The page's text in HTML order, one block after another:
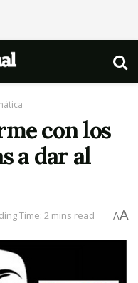
con los
a dar al
Time: 2 mins read AA